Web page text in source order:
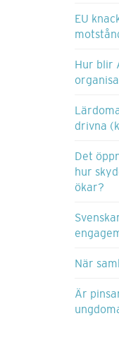
EU
Hur blir
drivna
Det
hur
ökar?
När
Är